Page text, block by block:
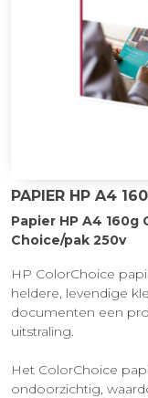
PAPIER HP A4
Papier HP A4 160g
Choice/pak 250v
HP ColorChoice
heldere, levendige
documenten een
uitstraling.
Het ColorChoice
ondoorzichtig,